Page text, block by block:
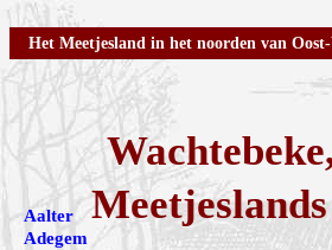
Het Meetjesland in het noorden van
Aalter
Adegem